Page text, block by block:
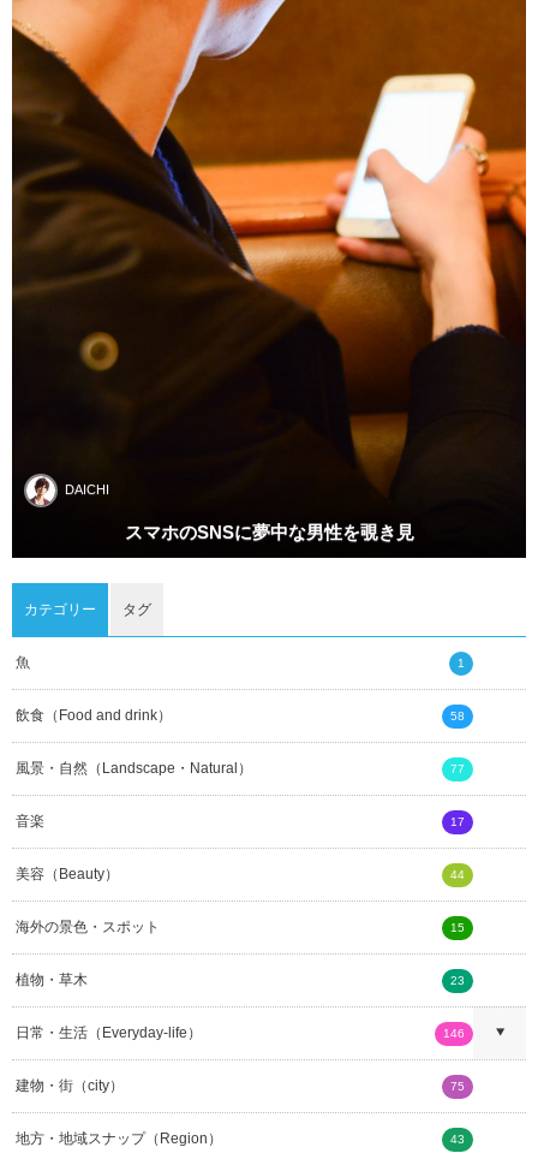
DAICHI
スマホのSNSに夢中な男性を覗き見
カテゴリー タグ
魚 1
飲食（Food and drink） 58
風景・自然（Landscape・Natural） 77
音楽 17
美容（Beauty） 44
海外の景色・スポット 15
植物・草木 23
日常・生活（Everyday-life） 146
建物・街（city） 75
地方・地域スナップ（Region） 43